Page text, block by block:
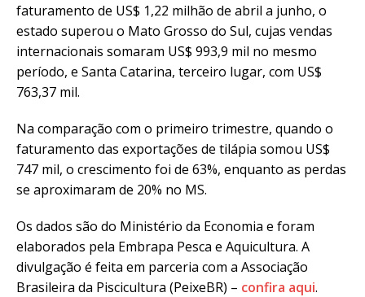
faturamento de US$ 1,22 milhão de abril a junho, o
estado superou o Mato Grosso do Sul, cujas vendas
internacionais somaram US$ 993,9 mil no mesmo
período, e Santa Catarina, terceiro lugar, com US$
763,37 mil.
Na comparação com o primeiro trimestre, quando o
faturamento das exportações de tilápia somou US$
747 mil, o crescimento foi de 63%, enquanto as perdas
se aproximaram de 20% no MS.
Os dados são do Ministério da Economia e foram
elaborados pela Embrapa Pesca e Aquicultura. A
divulgação é feita em parceria com a Associação
Brasileira da Piscicultura (PeixeBR) – confira aqui.